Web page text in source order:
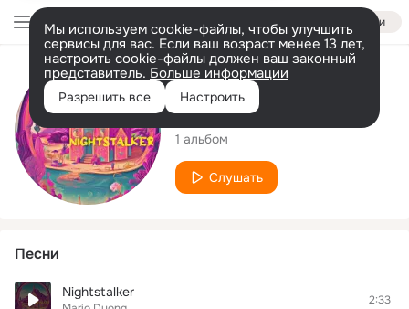
Войти
Мы используем cookie-файлы, чтобы улучшить
сервисы для вас. Если ваш возраст менее 13 лет,
настроить cookie-файлы должен ваш законный
представитель. Больше информации
Разрешить все Настроить
Исполнитель
Mario Duong
1 альбом
Слушать
Песни
Nightstalker 2:33